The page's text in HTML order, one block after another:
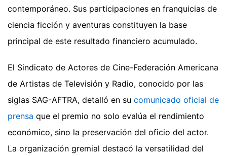
contemporáneo. Sus participaciones en franquicias de
ciencia ficción y aventuras constituyen la base
principal de este resultado financiero acumulado.
El Sindicato de Actores de Cine-Federación Americana
de Artistas de Televisión y Radio, conocido por las
siglas SAG-AFTRA, detalló en su comunicado oficial de
prensa que el premio no solo evalúa el rendimiento
económico, sino la preservación del oficio del actor.
La organización gremial destacó la versatilidad del